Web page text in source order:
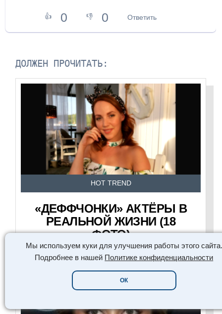
Мы используем куки для улучшения работы этого сайта.
Подробнее в нашей Политике конфиденциальности
ОК
👍 0 👎 0 Ответить
ДОЛЖЕН ПРОЧИТАТЬ:
HOT TREND
«ДЕФФЧОНКИ» АКТЁРЫ В
РЕАЛЬНОЙ ЖИЗНИ (18
ФОТО)
ЧИТАТЬ СЕЙЧАС